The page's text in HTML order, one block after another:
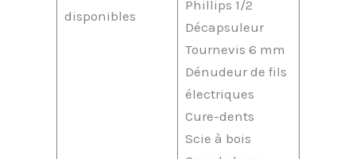
disponibles
Phillips 1/2
Décapsuleur
Tournevis 6 mm
Dénudeur de fils
électriques
Cure-dents
Scie à bois